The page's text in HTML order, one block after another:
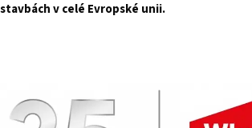
stavbách v celé Evropské unii.